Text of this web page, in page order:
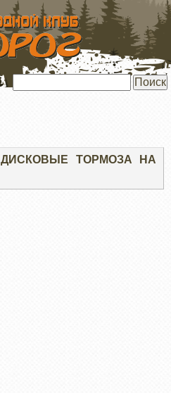
ДИСКОВЫЕ ТОРМОЗА НА